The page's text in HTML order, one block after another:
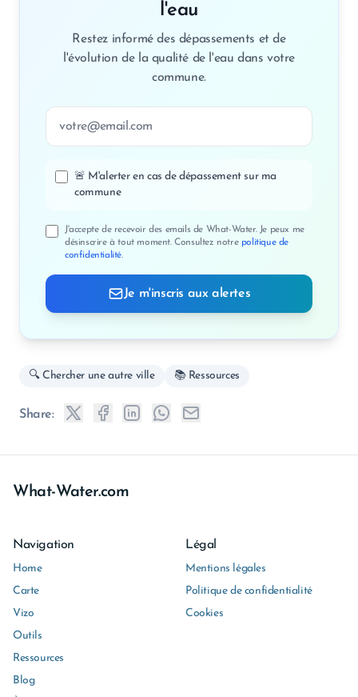
l'eau
Restez informé des dépassements et de
l'évolution de la qualité de l'eau dans votre
commune.
🚨 M'alerter en cas de dépassement sur ma
commune
J'accepte de recevoir des emails de What-Water. Je peux me
désinscrire à tout moment. Consultez notre politique de
confidentialité.
Je m'inscris aux alertes
🔍 Chercher une autre ville 📚 Ressources
Share:
What-Water.com
Navigation
Home
Carte
Vizo
Outils
Ressources
Blog
Légal
Mentions légales
Politique de confidentialité
Cookies